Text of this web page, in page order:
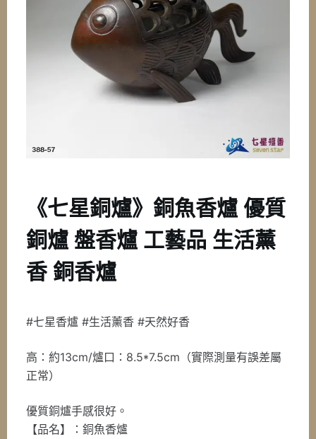
《七星銅爐》銅魚香爐 優質
銅爐 盤香爐 工藝品 生活薰
香 銅香爐
#七星香爐 #生活薰香 #天然好香
高：約13cm/爐口：8.5*7.5cm（實際測量有誤差屬
正常）
優質銅爐手感很好。
【品名】：銅魚香爐